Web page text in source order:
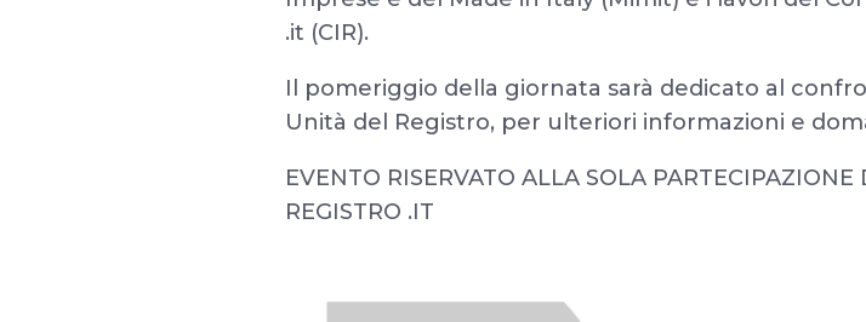
.it (CIR).
Il pomeriggio della giornata sarà dedicato al
Unità del Registro, per ulteriori informazioni e
EVENTO RISERVATO ALLA SOLA
REGISTRO .IT